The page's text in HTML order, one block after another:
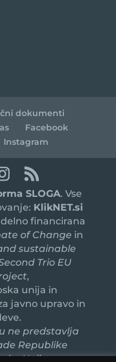
dokumenti
Facebook
Instagram
SLOGA. Vse
KlikNET.si
financirana
of Change in
sustainable
Trio EU
,
unija in
javno upravo in
ne predstavlja
Republike
Unije.